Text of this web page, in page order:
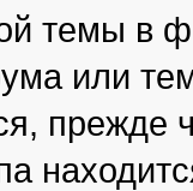
темы в
или